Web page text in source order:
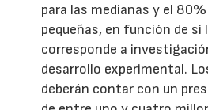
para las medianas y el
pequeñas, en función de si
corresponde a
desarrollo experimental.
deberán contar con un